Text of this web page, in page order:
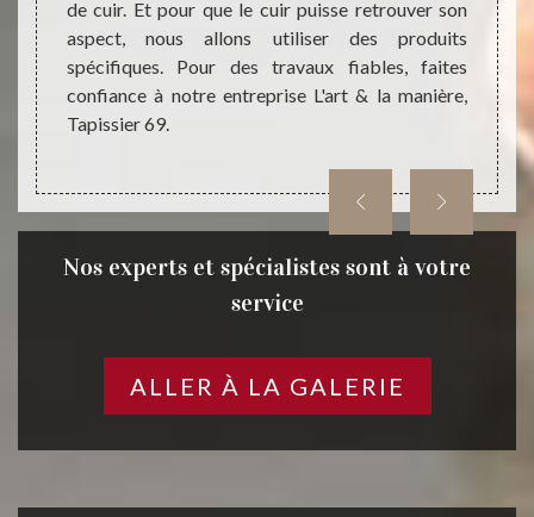
et
ou
à
de cuir. Et pour que le cuir puisse retrouver son
aspect, nous allons utiliser des produits
spécifiques. Pour des travaux fiables, faites
confiance à notre entreprise L'art & la manière,
Tapissier 69.
du
Nos experts et spécialistes sont à votre
service
ALLER À LA GALERIE